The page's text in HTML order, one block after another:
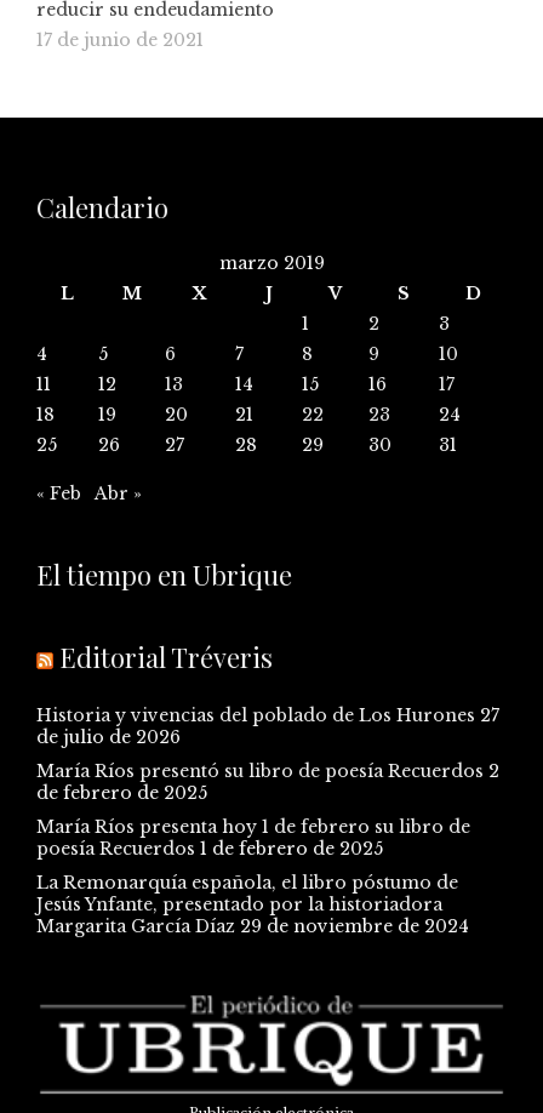
reducir su endeudamiento
17 de junio de 2021
Calendario
marzo 2019
L
M X J V S
D
1
2
3
4
5 6 7 8 9
10
11
12 13 14 15 16
17
18
19 20 21 22 23
24
25
26 27 28 29 30 31
« Feb Abr »
El tiempo en Ubrique
Editorial Tréveris
Historia y vivencias del poblado de Los Hurones 27
de julio de 2026
María Ríos presentó su libro de poesía Recuerdos 2
de febrero de 2025
María Ríos presenta hoy 1 de febrero su libro de
poesía Recuerdos 1 de febrero de 2025
La Remonarquía española, el libro póstumo de
Jesús Ynfante, presentado por la historiadora
Margarita García Díaz 29 de noviembre de 2024